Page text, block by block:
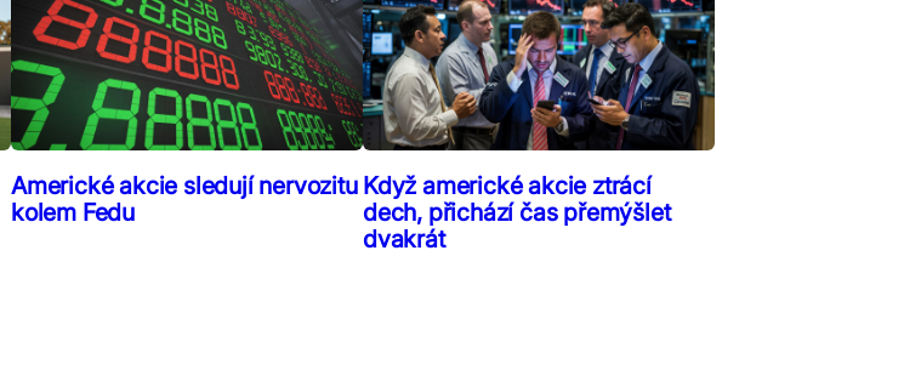
Americké akcie sledují nervozitu
kolem Fedu
Když americké akcie ztrácí
dech, přichází čas přemýšlet
dvakrát